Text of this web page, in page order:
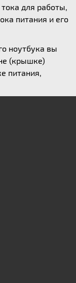
для работы,
питания и его
ноутбука вы
(крышке)
питания,